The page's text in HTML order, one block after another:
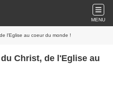
MENU
l'Eglise au coeur du monde !
Christ, de l'Eglise au